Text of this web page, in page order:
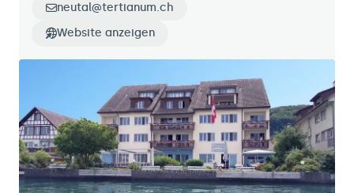
neutal@tertianum.ch
Website anzeigen